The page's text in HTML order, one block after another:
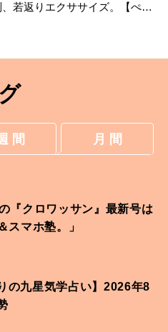
若返りエクササイズ。【ぺっ
間 月 間
『クロワッサン』最新号は
スマホ塾。」
の九星気学占い】2026年8